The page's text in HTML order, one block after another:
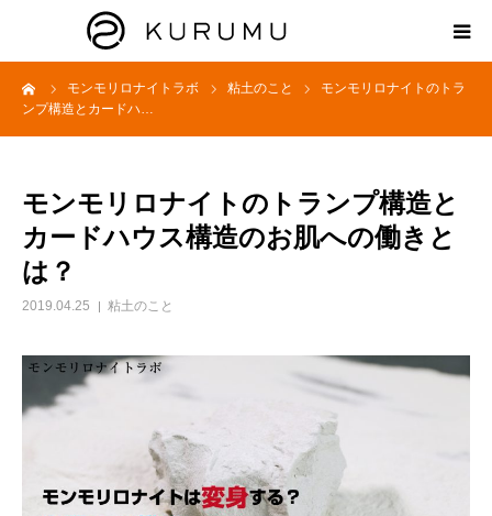
モンモリロナイトラボ 粘土のこと
モンモリロナイトのトラ
ンプ構造とカードハ…
モンモリロナイトのトランプ構造と
カードハウス構造のお肌への働きと
は？
2019.04.25 粘土のこと
HOME
プロダクト